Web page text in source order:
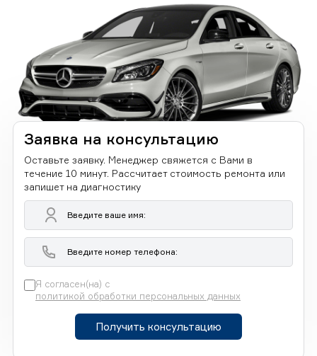
Заявка на консультацию
Оставьте заявку. Менеджер свяжется с Вами в
течение 10 минут. Рассчитает стоимость ремонта или
запишет на диагностику
Я согласен(на) с
политикой обработки персональных данных
Получить консультацию